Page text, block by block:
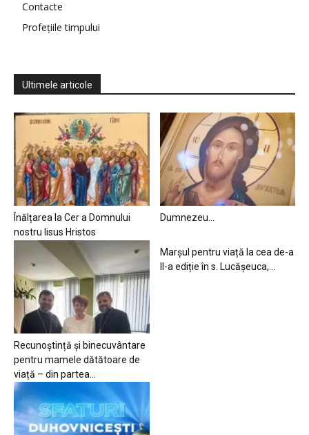
Contacte
Profețiile timpului
Ultimele articole
Înălțarea la Cer a Domnului
nostru Iisus Hristos
Dumnezeu…
Recunoștință și binecuvântare
pentru mamele dătătoare de
viață – din partea...
Marșul pentru viață la cea de-a
II-a ediție în s. Lucășeuca,...